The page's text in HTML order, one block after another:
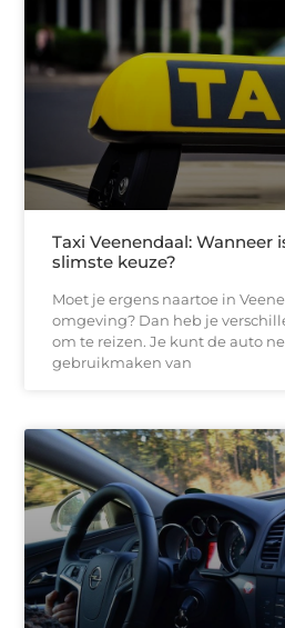
Taxi Veenendaal: Wanneer
slimste keuze?
Moet je ergens naartoe in
omgeving? Dan heb je
om te reizen. Je kunt de auto
gebruikmaken van